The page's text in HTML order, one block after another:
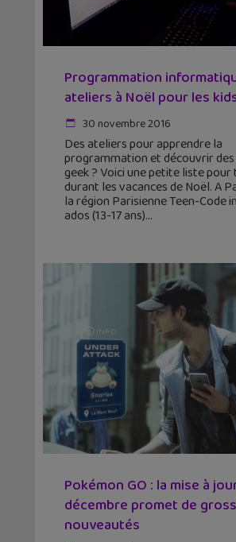
Programmation
ateliers à Noël pour les
30 novembre 2016
Des ateliers pour apprendre la
programmation et découvrir
geek ? Voici une petite liste
durant les vacances de Noël. A
la région Parisienne Teen-Code
ados (13-17 ans)
Pokémon GO : la mise à
décembre promet de
nouveautés